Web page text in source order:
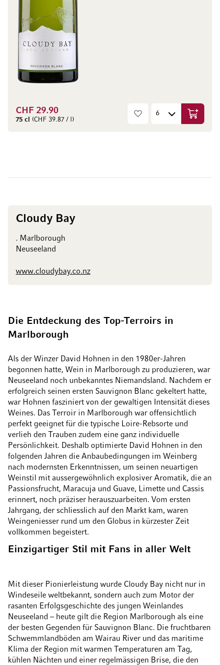
CHF 29.90
75 cl (CHF 39.87 / l) In den
Cloudy Bay
. Marlborough
Neuseeland
www.cloudybay.co.nz
Die Entdeckung des Top-Terroirs in
Marlborough
Als der Winzer David Hohnen in den 1980er-Jahren
begonnen hatte, Wein in Marlborough zu produzieren, war
Neuseeland noch unbekanntes Niemandsland. Nachdem er
erfolgreich seinen ersten Sauvignon Blanc gekeltert hatte,
war Hohnen fasziniert von der gewaltigen Intensität dieses
Weines. Das Terroir in Marlborough war offensichtlich
perfekt geeignet für die typische Loire-Rebsorte und
verlieh den Trauben zudem eine ganz individuelle
Persönlichkeit. Deshalb optimierte David Hohnen in den
folgenden Jahren die Anbaubedingungen im Weinberg
nach modernsten Erkenntnissen, um seinen neuartigen
Weinstil mit aussergewöhnlich explosiver Aromatik, die an
Passionsfrucht, Maracuja und Guave, Limette und Cassis
erinnert, noch präziser herauszuarbeiten. Vom ersten
Jahrgang, der schliesslich auf den Markt kam, waren
Weingeniesser rund um den Globus in kürzester Zeit
vollkommen begeistert.
Einzigartiger Stil mit Fans in aller Welt
Mit dieser Pionierleistung wurde Cloudy Bay nicht nur in
Windeseile weltbekannt, sondern auch zum Motor der
rasanten Erfolgsgeschichte des jungen Weinlandes
Neuseeland – heute gilt die Region Marlborough als eine
der besten Gegenden für Sauvignon Blanc. Die fruchtbaren
Schwemmlandböden am Wairau River und das maritime
Klima der Region mit warmen Temperaturen am Tag,
kühlen Nächten und einer regelmässigen Brise, die den